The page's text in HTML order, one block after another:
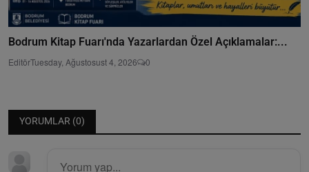
Bodrum Kitap Fuarı'nda Yazarlardan Özel Açıklamalar:...
EditörTuesday, Ağustosust 4, 2026 0
YORUMLAR (0)